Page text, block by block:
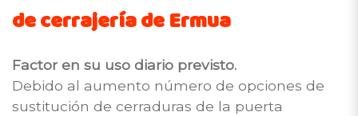
de cerrajería de Ermua
Factor en su uso diario previsto.
Debido al aumento número de opciones de
sustitución de cerraduras de la puerta